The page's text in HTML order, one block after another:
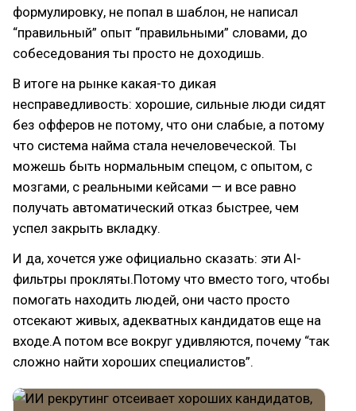
формулировку, не попал в шаблон, не написал
“правильный” опыт “правильными” словами, до
собеседования ты просто не доходишь.
В итоге на рынке какая-то дикая
несправедливость: хорошие, сильные люди сидят
без офферов не потому, что они слабые, а потому
что система найма стала нечеловеческой. Ты
можешь быть нормальным спецом, с опытом, с
мозгами, с реальными кейсами — и все равно
получать автоматический отказ быстрее, чем
успел закрыть вкладку.
И да, хочется уже официально сказать: эти AI-
фильтры прокляты.Потому что вместо того, чтобы
помогать находить людей, они часто просто
отсекают живых, адекватных кандидатов еще на
входе.А потом все вокруг удивляются, почему “так
сложно найти хороших специалистов”.